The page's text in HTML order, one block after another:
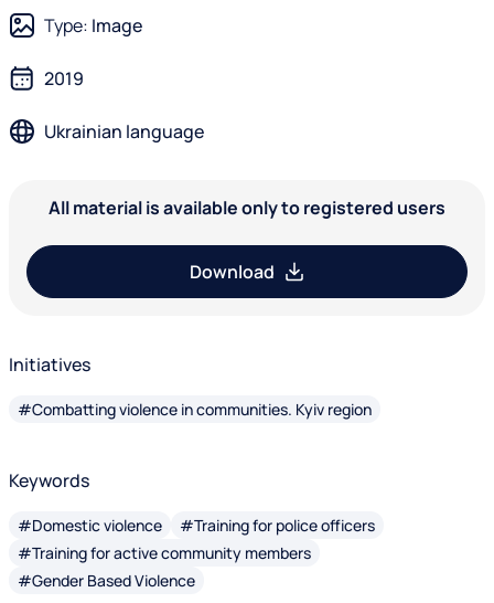
Type: Image
2019
Ukrainian language
All material is available only to registered users
Download
Initiatives
#Combatting violence in communities. Kyiv region
Keywords
#Domestic violence
#Training for police officers
#Training for active community members
#Gender Based Violence